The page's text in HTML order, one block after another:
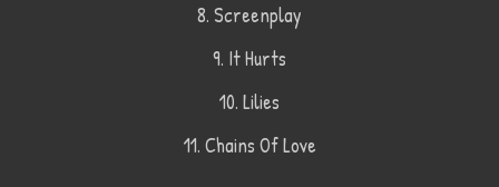
8. Screenplay
9. It Hurts
10. Lilies
11. Chains Of Love